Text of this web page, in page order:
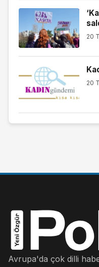
20
20
Avrupa'da çok dilli